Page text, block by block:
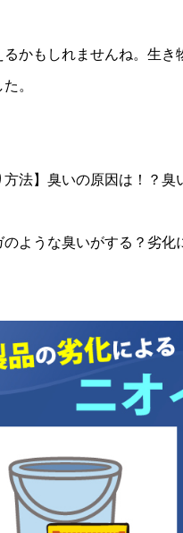
かもしれませんね。生き
。
法】臭いの原因は！？臭
ような臭いがする？劣